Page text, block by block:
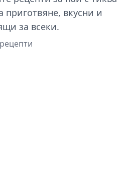
приготвяне, вкусни и
за всеки.